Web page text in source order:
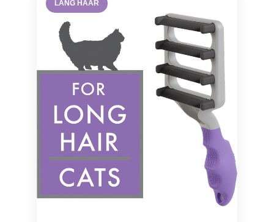
LANG HAAR